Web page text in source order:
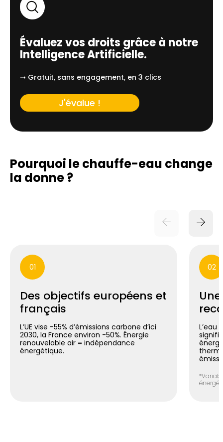
Évaluez vos droits grâce à notre
Intelligence Artificielle.
➝ Gratuit, sans engagement, en 3 clics
J'évalue !
Pourquoi le chauffe-eau change
la donne ?
01
Des objectifs européens et
français
L’UE vise -55% d’émissions carbone d’ici
2030, la France environ -50%. Énergie
renouvelable air = indépendance
énergétique.
02
L’eau